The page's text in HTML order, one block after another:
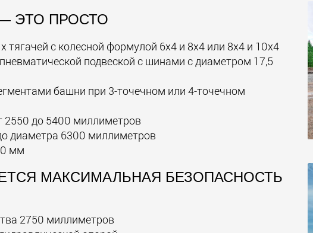
ЭТО ПРОСТО
тягачей с колесной формулой 6х4 и 8х4 или 8х4 и 10х4
подвеской с шинами с диаметром 17,5
башни при 3-точечном или 4-точечном
2550 до 5400 миллиметров
диаметра 6300 миллиметров
мм
МАКСИМАЛЬНАЯ БЕЗОПАСНОСТЬ
2750 миллиметров